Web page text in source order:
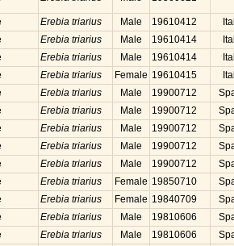
Erebia triarius Male 19610412
Erebia triarius Male 19610414
Erebia triarius Male 19610414
Erebia triarius Female 19610415
Erebia triarius Male 19900712
Erebia triarius Male 19900712
Erebia triarius Male 19900712
Erebia triarius Male 19900712
Erebia triarius Male 19900712
Erebia triarius Female 19850710
Erebia triarius Female 19840709
Erebia triarius Male 19810606
Erebia triarius Male 19810606